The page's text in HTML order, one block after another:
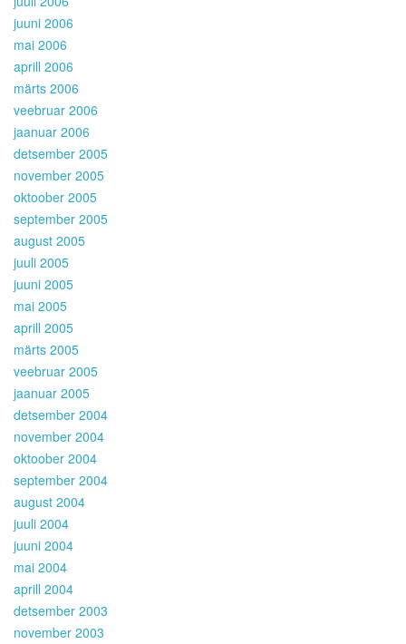
juuni 2006
mai 2006
aprill 2006
märts 2006
veebruar 2006
jaanuar 2006
detsember 2005
november 2005
oktoober 2005
september 2005
august 2005
juuli 2005
juuni 2005
mai 2005
aprill 2005
märts 2005
veebruar 2005
jaanuar 2005
detsember 2004
november 2004
oktoober 2004
september 2004
august 2004
juuli 2004
juuni 2004
mai 2004
aprill 2004
detsember 2003
november 2003